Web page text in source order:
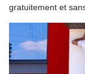
gratuitement et